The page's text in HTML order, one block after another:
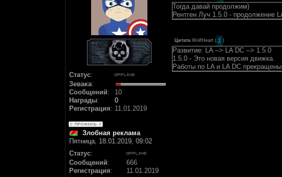
Статус:
Зевака:
Сообщений:
10
Награды:
0
Регистрация: 11.01.2019
Тогда давай продолжим)
Рентген Луч 1.5.0 - продолжение
Цитата WolfHeart ( )
Развитие: LA --> LA DC --> 1.5.0
1.5.0 - Это новая версия движка.
Работы по LA и LA DC
Злобная реклама
Пятница, 18.01.2019, 09:02
Статус:
Сообщений:
666
Регистрация: 11.01.2019